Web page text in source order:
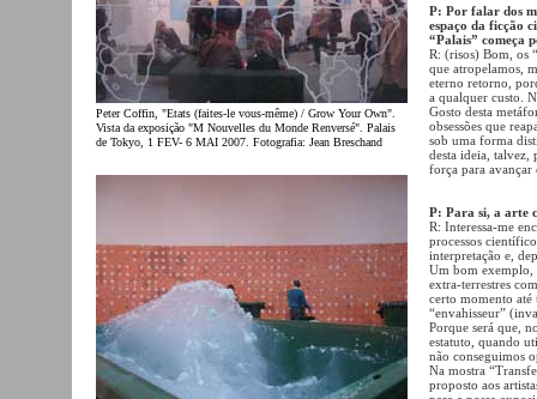
Peter Coffin, "Etats (faites-le vous-même) / Grow Your Own".
Vista da exposição "M Nouvelles du Monde Renversé". Palais
de Tokyo, 1 FEV- 6 MAI 2007. Fotografia: Jean Breschand
P: Por falar dos
espaço da ficção
“Palais” começa
R: (risos) Bom, os
que atropelamos,
eterno retorno,
a qualquer custo.
Gosto desta
obsessões que
sob uma forma
desta ideia, talvez,
força para
P: Para si, a arte
R: Interessa-me
processos
interpretação e,
Um bom exemplo,
extra-terrestres
certo momento até
“envahisseur”
Porque será que,
estatuto, quando
não conseguimos
Na mostra
proposto aos